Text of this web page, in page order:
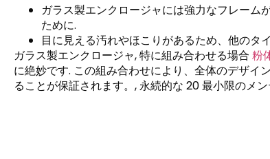
ガラス製エンクロージャには強力なフレーム
ために.
目に見える汚れやほこりがあるため、他のタ
ガラス製エンクロージャ, 特に組み合わせる場合 粉
に絶妙です. この組み合わせにより、全体のデザイ
ることが保証されます。, 永続的な 20 最小限のメ